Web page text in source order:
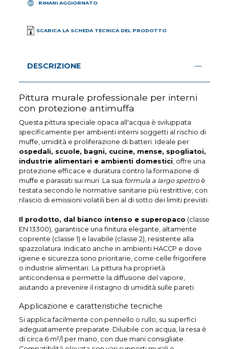
RIMANI AGGIORNATO
SCARICA LA SCHEDA TECNICA DEL PRODOTTO
DESCRIZIONE
Pittura murale professionale per interni
con protezione antimuffa
Questa pittura speciale opaca all'acqua è sviluppata
specificamente per ambienti interni soggetti al rischio di
muffe, umidità e proliferazione di batteri. Ideale per
ospedali, scuole, bagni, cucine, mense, spogliatoi,
industrie alimentari e ambienti domestici, offre una
protezione efficace e duratura contro la formazione di
muffe e parassiti sui muri. La sua formula a largo spettroè
testata secondo le normative sanitarie più restrittive, con
rilascio di emissioni volatili ben al di sotto dei limiti previsti.
Il prodotto, dal bianco intenso e superopaco (classe
EN 13300), garantisce una finitura elegante, altamente
coprente (classe 1) e lavabile (classe 2), resistente alla
spazzolatura. Indicato anche in ambienti HACCP e dove
igiene e sicurezza sono prioritarie, come celle frigorifere
o industrie alimentari. La pittura ha proprietà
anticondensa e permette la diffusione del vapore,
aiutando a prevenire il ristagno di umidità sulle pareti.
Applicazione e caratteristiche tecniche
Si applica facilmente con pennello o rullo, su superfici
adeguatamente preparate. Diluibile con acqua, la resa è
di circa 6 m²/l per mano, con due mani consigliate.